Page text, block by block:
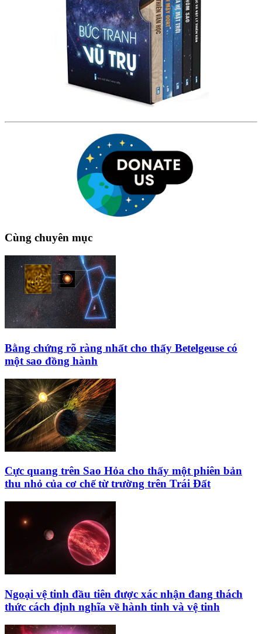
Cùng chuyên mục
Bằng chứng rõ ràng nhất cho thấy Betelgeuse có
một sao đồng hành
Cực quang trên Sao Hỏa cho thấy một phiên bản
thu nhỏ của cơ chế từ trường trên Trái Đất
Ngoại vệ tinh đầu tiên được xác nhận đang thách
thức cách định nghĩa về hành tinh và vệ tinh